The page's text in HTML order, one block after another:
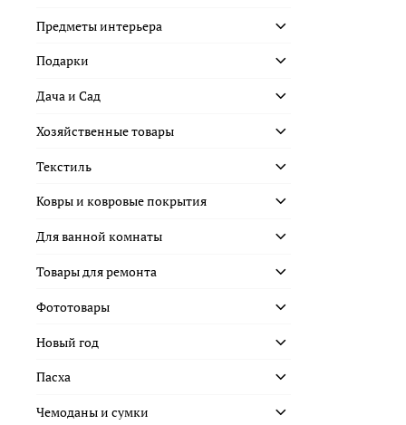
Предметы интерьера
Подарки
Дача и Сад
Хозяйственные товары
Текстиль
Ковры и ковровые покрытия
Для ванной комнаты
Товары для ремонта
Фототовары
Новый год
Пасха
Чемоданы и сумки